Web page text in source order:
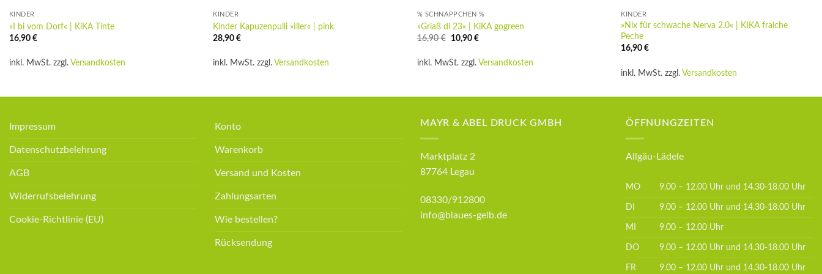
KINDER
»I bi vom Dorf« | KiKA Tinte
16,90 €
inkl. MwSt. zzgl. Versandkosten
KINDER
Kinder Kapuzenpulli »Iller« | pink
28,90€
inkl. MwSt. zzgl.Versandkosten
% SCHNÄPPCHEN %
»Griaß di 23« | KiKA gogreen
16,90€
Ursprünglicher
16,90 €
10,90€Aktueller
10,90 €.
inkl. MwSt. zzgl. Versandkosten
KINDER
»Nix für schwache Nerva 2.0« | KIKA fraiche
Peche
16,90€
inkl. MwSt. zzgl.Versandkosten
Impressum
Datenschutzbelehrung
AGB
Widerrufsbelehrung
Cookie-Richtlinie (EU)
Konto
Warenkorb
Versand und Kosten
Zahlungsarten
Wie bestellen?
Rücksendung
MAYR & ABEL DRUCK GMBH
Marktplatz 2
87764 Legau
08330/912800
info@blaues-gelb.de
ÖFFNUNGZEITEN
Allgäu-Lädele
MO 9.00 – 12.00 Uhr und 14.30-18.00 Uhr
DI 9.00 – 12.00 Uhr und 14.30-18.00 Uhr
MI 9.00 – 12.00 Uhr
DO 9.00 – 12.00 Uhr und 14.30-18.00 Uhr
FR 9.00 – 12.00 Uhr und 14.30-18.00 Uhr